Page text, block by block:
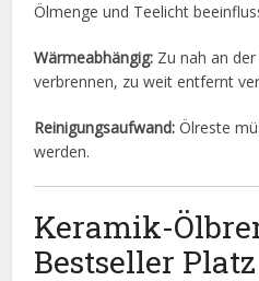
Ölmenge und Teelicht
Wärmeabhängig: Zu nah an
verbrennen, zu weit entfernt
Reinigungsaufwand: Ölreste
werden.
Keramik-
Bestseller